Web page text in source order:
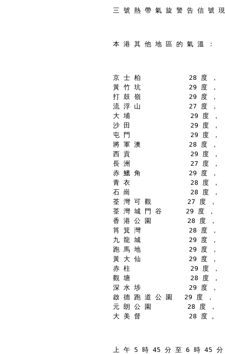
三 號 熱 帶 氣 旋 警 告 信 號
本 港 其 他 地 區 的 氣 溫 ：
京 士 柏            28 度 ，
黃 竹 坑            29 度 ，
打 鼓 嶺            29 度 ，
流 浮 山            27 度 ，
大 埔               29 度 ，
沙 田               29 度 ，
屯 門               29 度 ，
將 軍 澳            28 度 ，
西 貢               29 度 ，
長 洲               27 度 ，
赤 鱲 角            29 度 ，
青 衣               28 度 ，
石 崗               28 度 ，
荃 灣 可 觀         27 度 ，
荃 灣 城 門 谷      29 度 ，
香 港 公 園         28 度 ，
筲 箕 灣            28 度 ，
九 龍 城            29 度 ，
跑 馬 地            29 度 ，
黃 大 仙            29 度 ，
赤 柱               29 度 ，
觀 塘               28 度 ，
深 水 埗            29 度 ，
啟 德 跑 道 公 園   29 度 ，
元 朗 公 園         28 度 ，
大 美 督            28 度 。
上 午 5 時 45 分 至 6 時 45